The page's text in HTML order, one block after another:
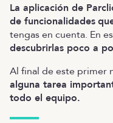
La aplicación de
de funcionalidades
tengas en cuenta. En
descubrirlas poco a
Al final de este primer
alguna tarea
todo el equipo.